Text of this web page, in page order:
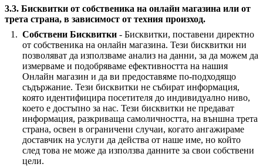
3.3. Бисквитки от собственика на онлайн магазина или от
трета страна, в зависимост от техния произход.
Собствени Бисквитки- Бисквитки, поставени директно
от собственика на онлайн магазина. Тези бисквитки ни
позволяват да използваме анализ на данни, за да можем да
измерваме и подобряваме ефективността на нашия
Онлайн магазин и да ви предоставяме по-подходящо
съдържание. Тези бисквитки не събират информация,
която идентифицира посетителя до индивидуално ниво,
което е достъпно за нас. Тези бисквитки не предават
информация, разкриваща самоличността, на външна трета
страна, освен в ограничени случаи, когато ангажираме
доставчик на услуги да действа от наше име, но който
след това не може да използва данните за свои собствени
цели.